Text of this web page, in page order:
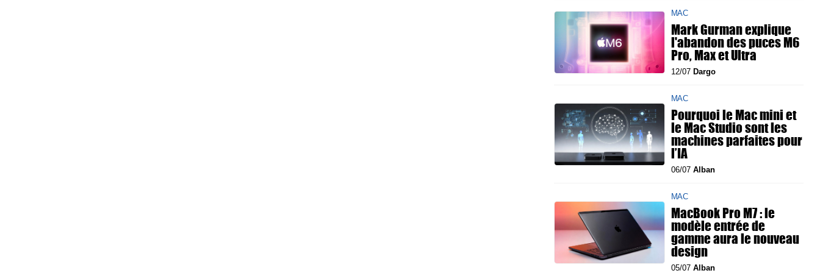
MAC
Mark Gurman explique
l'abandon des puces M6
Pro, Max et Ultra
12/07 Dargo
MAC
Pourquoi le Mac mini et
le Mac Studio sont les
machines parfaites pour
l’IA
06/07 Alban
MAC
MacBook Pro M7 : le
modèle entrée de
gamme aura le nouveau
design
05/07 Alban